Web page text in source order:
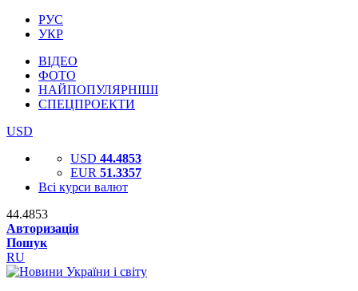
РУС
УКР
ВІДЕО
ФОТО
НАЙПОПУЛЯРНІШІ
СПЕЦПРОЕКТИ
USD
USD 44.4853
EUR 51.3357
Всі курси валют
44.4853
Авторизація
Пошук
RU